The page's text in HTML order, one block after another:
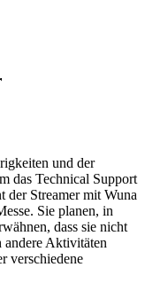
und der
das Technical Support
der Streamer mit Wuna
Sie planen, in
dass sie nicht
andere Aktivitäten
verschiedene